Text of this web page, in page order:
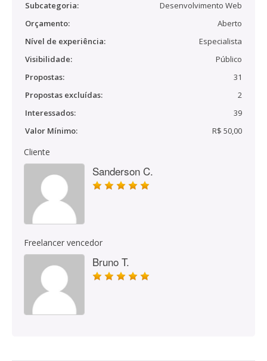
Subcategoria:
Desenvolvimento Web
Orçamento:
Aberto
Nível de experiência:
Especialista
Visibilidade:
Público
Propostas:
31
Propostas excluídas:
2
Interessados:
39
Valor Mínimo:
R$ 50,00
Cliente
Sanderson C.
Freelancer vencedor
Bruno T.